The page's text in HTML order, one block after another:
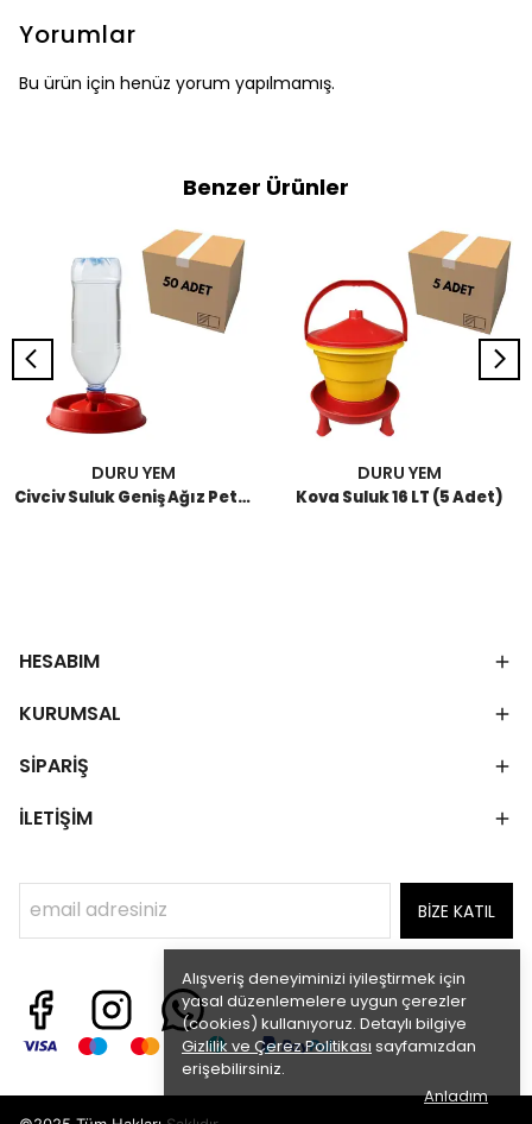
Alışveriş deneyiminizi iyileştirmek için
yasal düzenlemelere uygun çerezler
(cookies) kullanıyoruz. Detaylı bilgiye
Gizlilik ve Çerez Politikası sayfamızdan
erişebilirsiniz.
Anladım
Yorumlar
Bu ürün için henüz yorum yapılmamış.
Benzer Ürünler
DURU YEM
Civciv Suluk Geniş Ağız Pet Şişe (50 Adet)
DURU YEM
Kova Suluk 16 LT (5 Adet)
HESABIM
KURUMSAL
SİPARİŞ
İLETİŞİM
BİZE KATIL